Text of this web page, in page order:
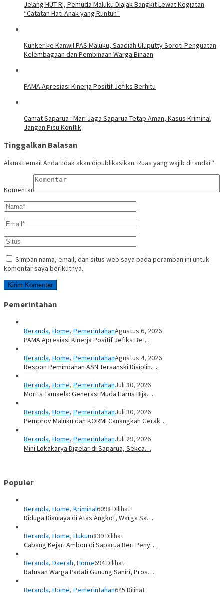
Jelang HUT RI, Pemuda Maluku Diajak Bangkit Lewat Kegiatan
“Catatan Hati Anak yang Runtuh”
Kunker ke Kanwil PAS Maluku, Saadiah Uluputty Soroti Penguatan
Kelembagaan dan Pembinaan Warga Binaan
PAMA Apresiasi Kinerja Positif Jefiks Berhitu
Camat Saparua : Mari Jaga Saparua Tetap Aman, Kasus Kriminal
Jangan Picu Konflik
Tinggalkan Balasan
Alamat email Anda tidak akan dipublikasikan. Ruas yang wajib ditandai *
Komentar
Simpan nama, email, dan situs web saya pada peramban ini untuk
komentar saya berikutnya.
Pemerintahan
Beranda, Home, PemerintahanAgustus 6, 2026
PAMA Apresiasi Kinerja Positif Jefiks Be…
Beranda, Home, PemerintahanAgustus 4, 2026
Respon Pemindahan ASN Tersanski Disiplin…
Beranda, Home, PemerintahanJuli 30, 2026
Morits Tamaela: Generasi Muda Harus Bija…
Beranda, Home, PemerintahanJuli 30, 2026
Pemprov Maluku dan KORMI Canangkan Gerak…
Beranda, Home, PemerintahanJuli 29, 2026
Mini Lokakarya Digelar di Saparua, Sekca…
Populer
Beranda, Home, Kriminal6098 Dilihat
Diduga Dianiaya di Atas Angkot, Warga Sa…
Beranda, Home, Hukum839 Dilihat
Cabang Kejari Ambon di Saparua Beri Peny…
Beranda, Daerah, Home694 Dilihat
Ratusan Warga Padati Gunung Saniri, Pros…
Beranda, Home, Pemerintahan645 Dilihat